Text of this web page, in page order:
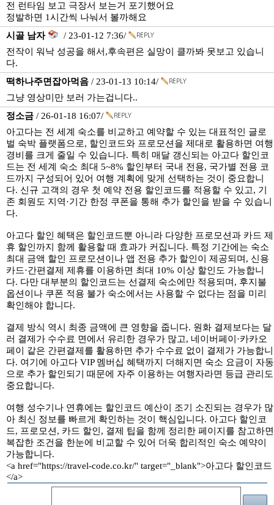
전 런타임 보고 극장서 보는거 포기했어요
정발하면 1시간씩 나눠서 볼까해요
시골 남자
/ 23-01-12 7:36/
전작이 워낙 성공을 해서,후속편은 실망이 클까봐 못보고 있습니
다.
떡하나주면잡아먹음 / 23-01-13 10:14/
그냥 영상미만 보러 가는겁니다..
정소금 / 26-01-18 16:07/
아고다는 전 세계 숙소를 비교하고 예약할 수 있는 대표적인 글로
벌 숙박 플랫폼으로, 할인코드와 프로모션을 제대로 활용하면 여행
경비를 크게 줄일 수 있습니다. 특히 매달 갱신되는 아고다 할인코
드는 전 세계 숙소 최대 5~8% 할인부터 국내 전용, 국가별 전용 코
드까지 구성되어 있어 여행 계획에 맞게 선택하는 것이 중요합니
다. 신규 고객의 경우 첫 예약 전용 할인코드를 적용할 수 있고, 기
존 회원도 지역·기간 한정 쿠폰을 통해 추가 할인을 받을 수 있습니
다.
아고다 할인 혜택은 할인코드뿐 아니라 다양한 프로모션과 카드 제
휴 할인까지 함께 활용할 때 효과가 커집니다. 특정 기간에는 숙소
최대 금액 할인 프로모션이나 앱 전용 추가 할인이 제공되며, 신용
카드·간편결제 제휴를 이용하면 최대 10% 이상 할인도 가능합니
다. 다만 대부분의 할인코드는 선결제 숙소에만 적용되며, 후지불
옵션이나 쿠폰 적용 불가 숙소에서는 사용할 수 없다는 점을 미리
확인해야 합니다.
결제 방식 역시 최종 금액에 큰 영향을 줍니다. 원화 결제보다는 달
러 결제가 수수료 면에서 유리한 경우가 많고, 네이버페이·카카오
페이 같은 간편결제를 활용하면 추가 수수료 없이 결제가 가능합니
다. 여기에 아고다 VIP 멤버십 혜택까지 더해지면 숙소 요금이 자동
으로 추가 할인되기 때문에 자주 이용하는 여행자라면 등급 관리도
중요합니다.
여행 성수기나 연휴에는 할인코드 예산이 조기 소진되는 경우가 많
아 최신 정보를 빠르게 확인하는 것이 핵심입니다. 아고다 할인코
드, 프로모션, 카드 할인, 결제 팁을 함께 정리한 페이지를 참고하면
복잡한 조건을 한눈에 비교할 수 있어 더욱 합리적인 숙소 예약이
가능합니다.
<a href="https://travel-code.co.kr/" target="_blank">아고다 할인코드
</a>